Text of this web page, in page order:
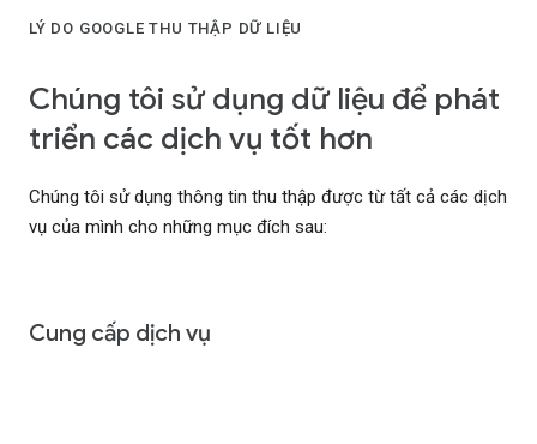
LÝ DO GOOGLE THU THẬP DỮ LIỆU
Chúng tôi sử dụng dữ liệu để phát
triển các dịch vụ tốt hơn
Chúng tôi sử dụng thông tin thu thập được từ tất cả các dịch
vụ của mình cho những mục đích sau:
Cung cấp dịch vụ